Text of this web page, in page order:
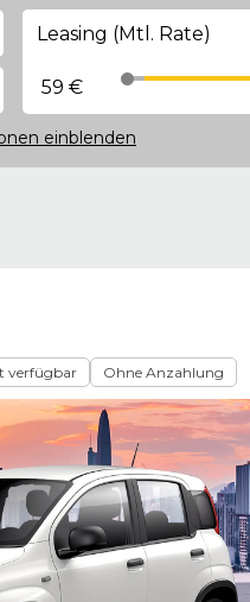
59 €
einblenden
verfügbar Ohne Anzahlung